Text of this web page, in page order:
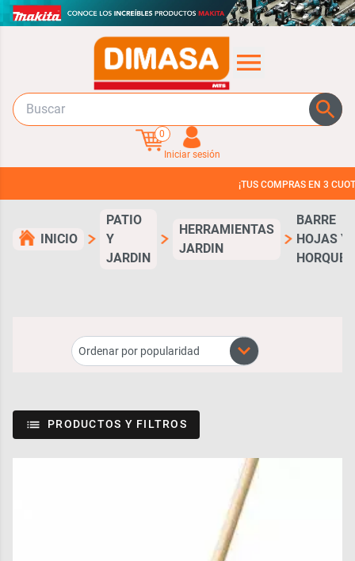
0
Iniciar sesión
¡TUS COMPRAS EN 3 CUOTAS
INICIO
PATIO
Y
JARDIN
HERRAMIENTAS
JARDIN
BARRE
HOJAS Y
PRODUCTOS Y FILTROS